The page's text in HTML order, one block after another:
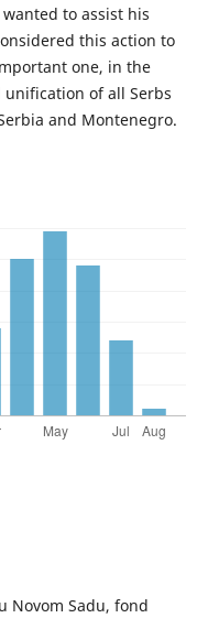
to assist his
this action to
one, in the
of all Serbs
and Montenegro.
Novom Sadu, fond